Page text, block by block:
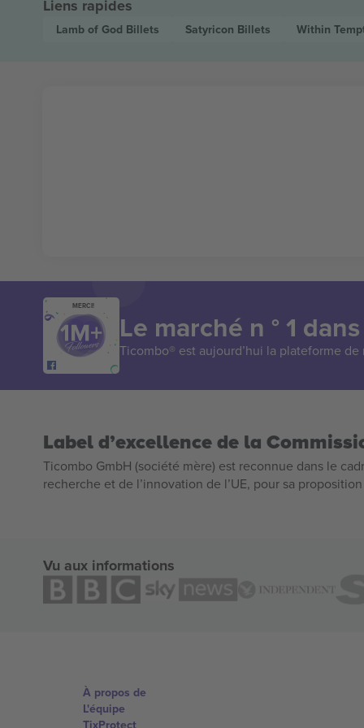
Liens rapides
Lamb of God Billets Satyricon Billets Within
MERCI!
Le marché n ° 1
Ticombo® est aujourd’hui la plateforme
Label d’excellence de la
Ticombo GmbH (société mère) est reconnue dans le
recherche et de l’innovation de l’UE, pour sa
Vu aux informations
À propos de
L'équipe
TixProtect